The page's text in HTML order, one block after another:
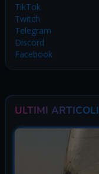
TikTok
Twitch
Telegram
Discord
Facebook
ULTIMI ARTICOLI